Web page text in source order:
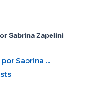
Sabrina Zapelini
Sabrina ...